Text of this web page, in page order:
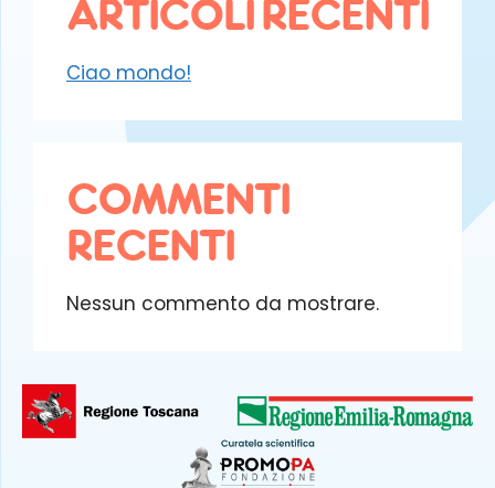
ARTICOLI RECENTI
Ciao mondo!
COMMENTI
RECENTI
Nessun commento da mostrare.